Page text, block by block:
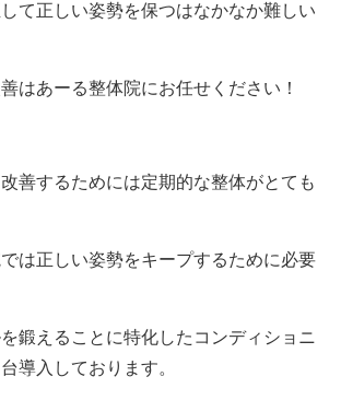
て正しい姿勢を保つはなかなか難しい
はあーる整体院にお任せください！
善するためには定期的な整体がとても
は正しい姿勢をキープするために必要
鍛えることに特化したコンディショニ
導入しております。